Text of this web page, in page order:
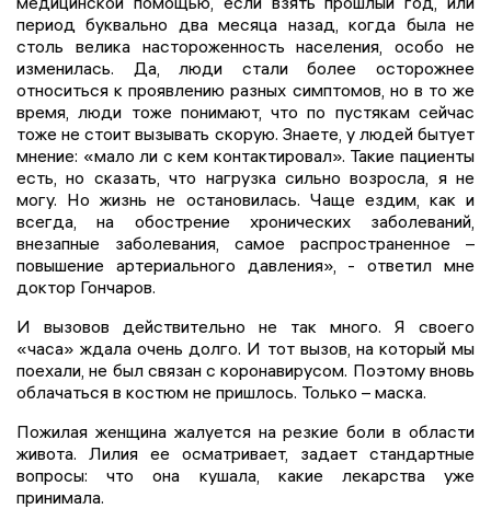
период буквально два месяца назад, когда была не
столь велика настороженность населения, особо не
изменилась. Да, люди стали более осторожнее
относиться к проявлению разных симптомов, но в то же
время, люди тоже понимают, что по пустякам сейчас
тоже не стоит вызывать скорую. Знаете, у людей бытует
мнение: «мало ли с кем контактировал». Такие пациенты
есть, но сказать, что нагрузка сильно возросла, я не
могу. Но жизнь не остановилась. Чаще ездим, как и
всегда, на обострение хронических заболеваний,
внезапные заболевания, самое распространенное –
повышение артериального давления», - ответил мне
доктор Гончаров.
И вызовов действительно не так много. Я своего
«часа» ждала очень долго. И тот вызов, на который мы
поехали, не был связан с коронавирусом. Поэтому вновь
облачаться в костюм не пришлось. Только – маска.
Пожилая женщина жалуется на резкие боли в области
живота. Лилия ее осматривает, задает стандартные
вопросы: что она кушала, какие лекарства уже
принимала.